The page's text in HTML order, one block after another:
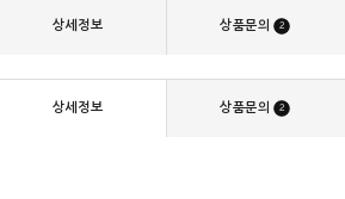
상세정보 상품문의 2
상세정보 상품문의 2